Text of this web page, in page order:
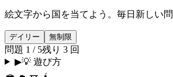
絵文字から国を当てよう。毎日新しい問
デイリー 無制限
問題 1 / 5残り 3 回
▶💡 遊び方